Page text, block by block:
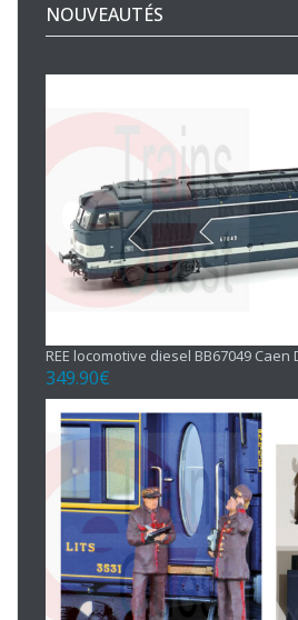
NOUVEAUTÉS
REE locomotive diesel BB67049 Caen
349.90€